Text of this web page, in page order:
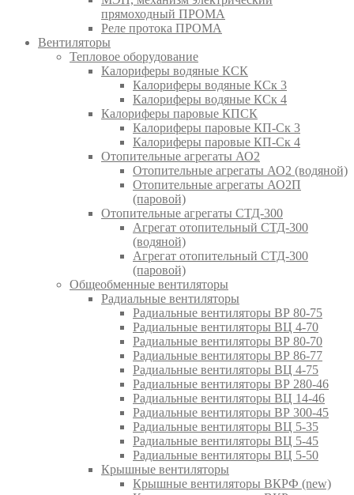
прямоходный ПРОМА
Реле протока ПРОМА
Вентиляторы
Тепловое оборудование
Калориферы водяные КСК
Калориферы водяные КСк 3
Калориферы водяные КСк 4
Калориферы паровые КПСК
Калориферы паровые КП-Ск 3
Калориферы паровые КП-Ск 4
Отопительные агрегаты АО2
Отопительные агрегаты АО2 (водяной)
Отопительные агрегаты АО2П
(паровой)
Отопительные агрегаты СТД-300
Агрегат отопительный СТД-300
(водяной)
Агрегат отопительный СТД-300
(паровой)
Общеобменные вентиляторы
Радиальные вентиляторы
Радиальные вентиляторы ВР 80-75
Радиальные вентиляторы ВЦ 4-70
Радиальные вентиляторы ВР 80-70
Радиальные вентиляторы ВР 86-77
Радиальные вентиляторы ВЦ 4-75
Радиальные вентиляторы ВР 280-46
Радиальные вентиляторы ВЦ 14-46
Радиальные вентиляторы ВР 300-45
Радиальные вентиляторы ВЦ 5-35
Радиальные вентиляторы ВЦ 5-45
Радиальные вентиляторы ВЦ 5-50
Крышные вентиляторы
Крышные вентиляторы ВКРФ (new)